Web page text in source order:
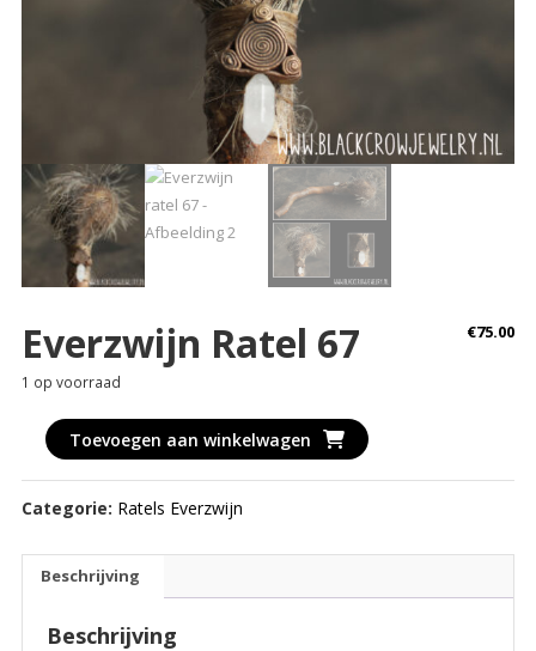
Everzwijn Ratel 67 €75.00
1 op voorraad
Everzwijn
ratel
67
aantal
Toevoegen aan winkelwagen
Categorie: Ratels Everzwijn
Beschrijving
Beschrijving